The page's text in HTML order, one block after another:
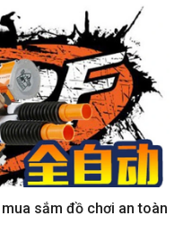
sắm đồ chơi an toàn